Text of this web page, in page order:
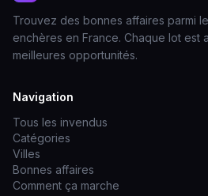
Trouvez des bonnes affaires parmi
enchères en France. Chaque lot est
meilleures opportunités.
Navigation
Tous les invendus
Catégories
Villes
Bonnes affaires
Comment ça marche